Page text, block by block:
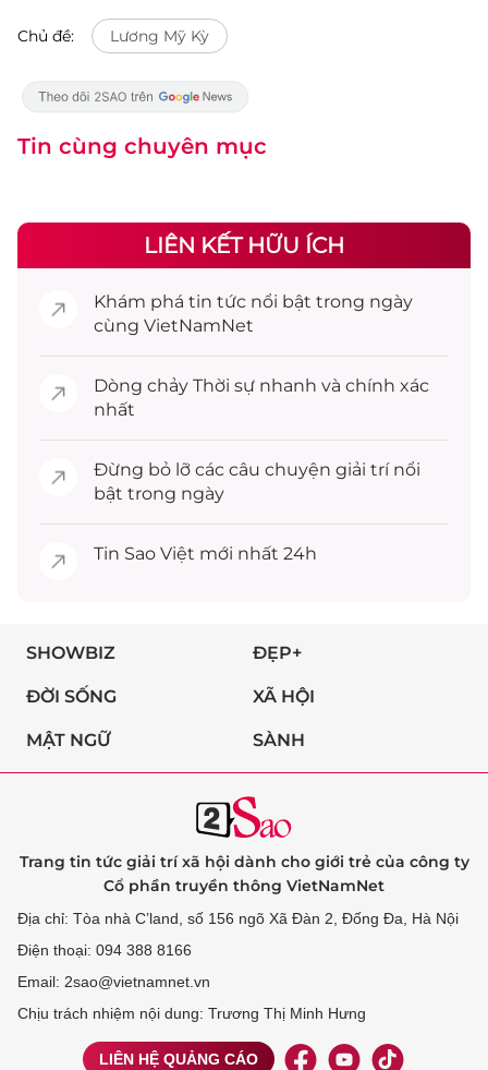
Chủ đề: Lương Mỹ Kỳ
Tin cùng chuyên mục
LIÊN KẾT HỮU ÍCH
Khám phá tin tức nổi bật trong ngày
cùng VietNamNet
Dòng chảy Thời sự nhanh và chính xác
nhất
Đừng bỏ lỡ các câu chuyện giải trínổi
bật trong ngày
Tin Sao Việt mới nhất 24h
SHOWBIZ ĐẸP+
ĐỜI SỐNG XÃ HỘI
MẬT NGỮ SÀNH
Trang tin tức giải trí xã hội dành cho giới trẻ của công ty
Cổ phần truyền thông VietNamNet
Địa chỉ: Tòa nhà C’land, số 156 ngõ Xã Đàn 2, Đống Đa, Hà Nội
Điện thoại: 094 388 8166
Email: 2sao@vietnamnet.vn
Chịu trách nhiệm nội dung: Trương Thị Minh Hưng
LIÊN HỆ QUẢNG CÁO